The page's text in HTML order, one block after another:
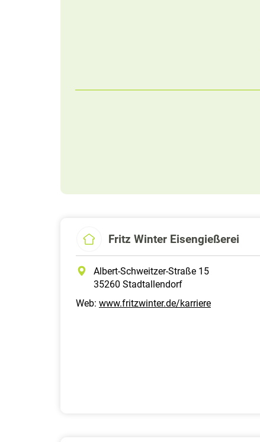
Fritz Winter Eisengießerei
Albert-Schweitzer-Straße 15
35260 Stadtallendorf
Web: www.fritzwinter.de/karriere